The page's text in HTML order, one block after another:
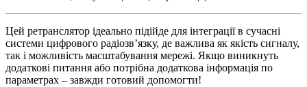
Цей ретранслятор ідеально підійде для інтеграції в сучасні
системи цифрового радіозв’язку, де важлива як якість сигналу,
так і можливість масштабування мережі. Якщо виникнуть
додаткові питання або потрібна додаткова інформація по
параметрах – завжди готовий допомогти!